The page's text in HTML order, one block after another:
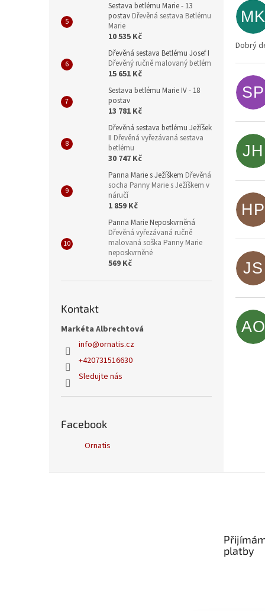
Sestava betlému Marie - 13
postav Dřevěná sestava Betlému
Marie
10 535 Kč
Dřevěná sestava Betlému Josef I
Dřevěný ručně malovaný betlém
15 651 Kč
Sestava betlému Marie IV - 18
postav
13 781 Kč
Dřevěná sestava betlému Ježíšek
II Dřevěná vyřezávaná sestava
betlému
30 747 Kč
Panna Marie s Ježíškem Dřevěná
socha Panny Marie s Ježíškem v
náručí
1 859 Kč
Panna Marie Neposkvrněná
Dřevěná vyřezávaná ručně
malovaná soška Panny Marie
neposkvrněné
569 Kč
Kontakt
Markéta Albrechtová
info@ornatis.cz
+420731516630
Sledujte nás
Facebook
Ornatis
MK
Dobrý
SP
JH
HP
JS
AO
platby